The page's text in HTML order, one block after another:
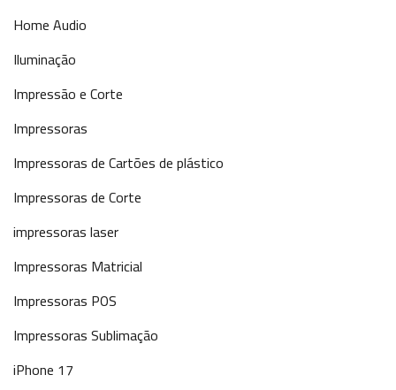
Home Audio
Iluminação
Impressão e Corte
Impressoras
Impressoras de Cartões de plástico
Impressoras de Corte
impressoras laser
Impressoras Matricial
Impressoras POS
Impressoras Sublimação
iPhone 17